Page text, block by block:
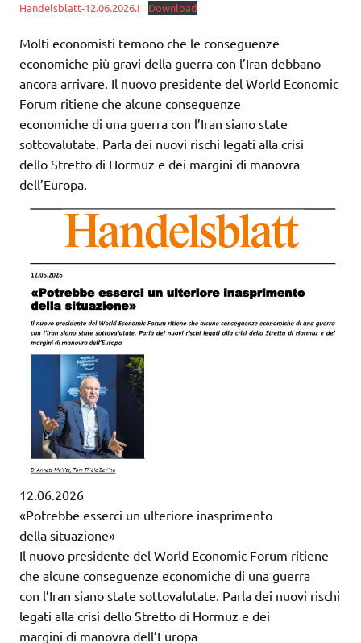
Handelsblatt-12.06.2026.I Download
Molti economisti temono che le conseguenze
economiche più gravi della guerra con l’Iran debbano
ancora arrivare. Il nuovo presidente del World Economic
Forum ritiene che alcune conseguenze
economiche di una guerra con l’Iran siano state
sottovalutate. Parla dei nuovi rischi legati alla crisi
dello Stretto di Hormuz e dei margini di manovra
dell’Europa.
12.06.2026
«Potrebbe esserci un ulteriore inasprimento
della situazione»
Il nuovo presidente del World Economic Forum ritiene
che alcune conseguenze economiche di una guerra
con l’Iran siano state sottovalutate. Parla dei nuovi rischi
legati alla crisi dello Stretto di Hormuz e dei
margini di manovra dell’Europa